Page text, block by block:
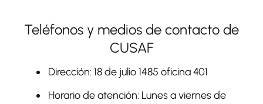
Teléfonos y medios de contacto de
CUSAF
Dirección: 18 de julio 1485 oficina 401
Horario de atención: Lunes a viernes de